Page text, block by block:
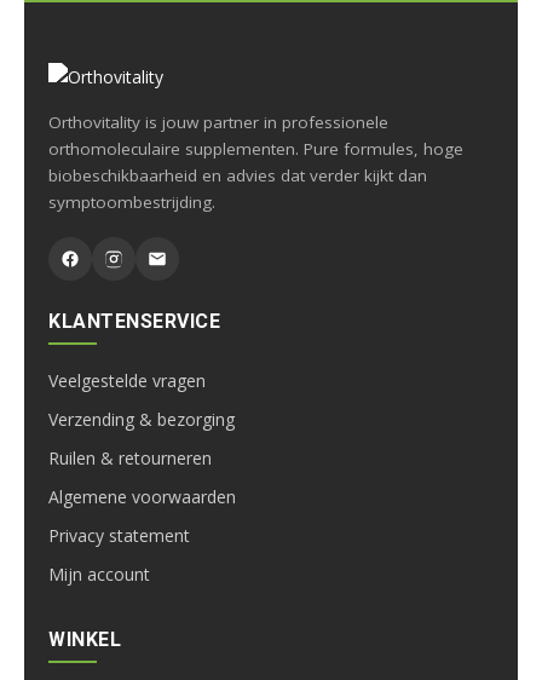
Orthovitality is jouw partner in professionele
orthomoleculaire supplementen. Pure formules, hoge
biobeschikbaarheid en advies dat verder kijkt dan
symptoombestrijding.
KLANTENSERVICE
Veelgestelde vragen
Verzending & bezorging
Ruilen & retourneren
Algemene voorwaarden
Privacy statement
Mijn account
WINKEL